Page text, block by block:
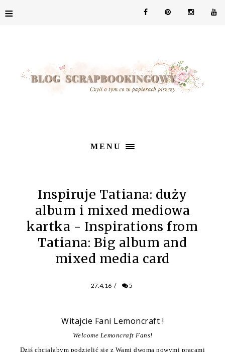
≡
MENU
Inspiruje Tatiana: duży
album i mixed mediowa
kartka - Inspirations from
Tatiana: Big album and
mixed media card
27.4.16 / 5
Witajcie Fani Lemoncraft !
Welcome Lemoncraft Fans!
Dziś chciałabym podzielić się z Wami dwoma nowymi pracami